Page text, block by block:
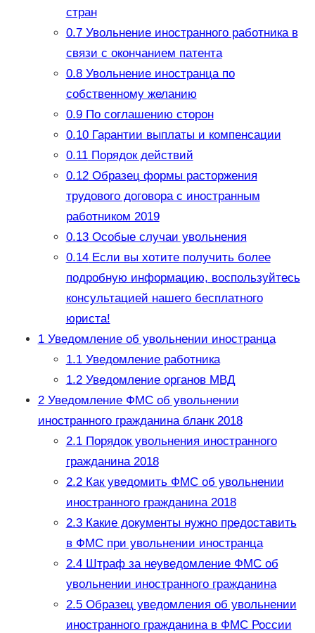
стран
0.7Увольнение иностранного работника в
связи с окончанием патента
0.8Увольнение иностранца по
собственному желанию
0.9По соглашению сторон
0.10Гарантии выплаты и компенсации
0.11Порядок действий
0.12Образец формы расторжения
трудового договора с иностранным
работником 2019
0.13Особые случаи увольнения
0.14Если вы хотите получить более
подробную информацию, воспользуйтесь
консультацией нашего бесплатного
юриста!
1Уведомление об увольнении иностранца
1.1Уведомление работника
1.2Уведомление органов МВД
2Уведомление ФМС об увольнении
иностранного гражданина бланк 2018
2.1Порядок увольнения иностранного
гражданина 2018
2.2Как уведомить ФМС об увольнении
иностранного гражданина 2018
2.3Какие документы нужно предоставить
в ФМС при увольнении иностранца
2.4Штраф за неуведомление ФМС об
увольнении иностранного гражданина
2.5Образец уведомления об увольнении
иностранного гражданина в ФМС России